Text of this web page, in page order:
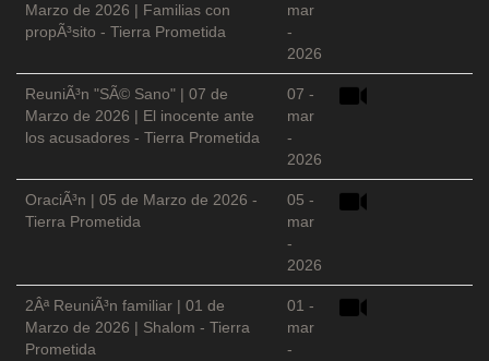
Marzo de 2026 | Familias con
propÃ³sito - Tierra Prometida
mar
-
2026
ReuniÃ³n "SÃ© Sano" | 07 de
Marzo de 2026 | El inocente ante
los acusadores - Tierra Prometida
07 -
mar
-
2026
OraciÃ³n | 05 de Marzo de 2026 -
Tierra Prometida
05 -
mar
-
2026
2Âª ReuniÃ³n familiar | 01 de
Marzo de 2026 | Shalom - Tierra
Prometida
01 -
mar
-